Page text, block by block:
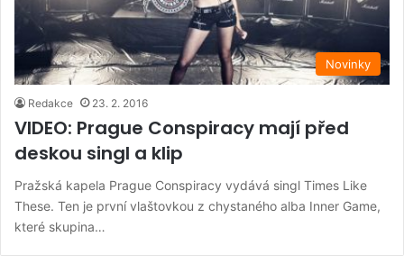
Novinky
Redakce 23. 2. 2016
VIDEO: Prague Conspiracy mají před
deskou singl a klip
Pražská kapela Prague Conspiracy vydává singl Times Like
These. Ten je první vlaštovkou z chystaného alba Inner Game,
které skupina…